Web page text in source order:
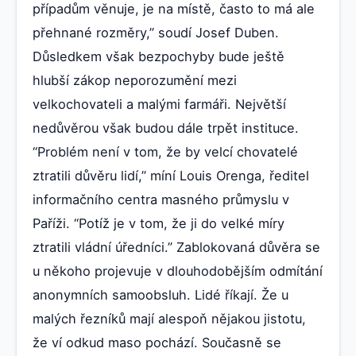
případům věnuje, je na místě, často to má ale
přehnané rozměry,” soudí Josef Duben.
Důsledkem však bezpochyby bude ještě
hlubší zákop neporozumění mezi
velkochovateli a malými farmáři. Největší
nedůvěrou však budou dále trpět instituce.
“Problém není v tom, že by velcí chovatelé
ztratili důvěru lidí,” míní Louis Orenga, ředitel
informačního centra masného průmyslu v
Paříži. “Potíž je v tom, že ji do velké míry
ztratili vládní úředníci.” Zablokovaná důvěra se
u někoho projevuje v dlouhodobějším odmítání
anonymních samoobsluh. Lidé říkají. Že u
malých řezníků mají alespoň nějakou jistotu,
že ví odkud maso pochází. Současně se